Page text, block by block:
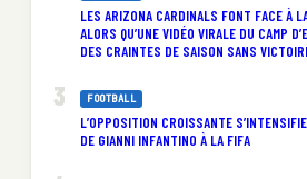
LES ARIZONA CARDINALS FONT FACE À
ALORS QU’UNE VIDÉO VIRALE DU CAMP
DES CRAINTES DE SAISON SANS
FOOTBALL
L’OPPOSITION CROISSANTE
DE GIANNI INFANTINO À LA FIFA